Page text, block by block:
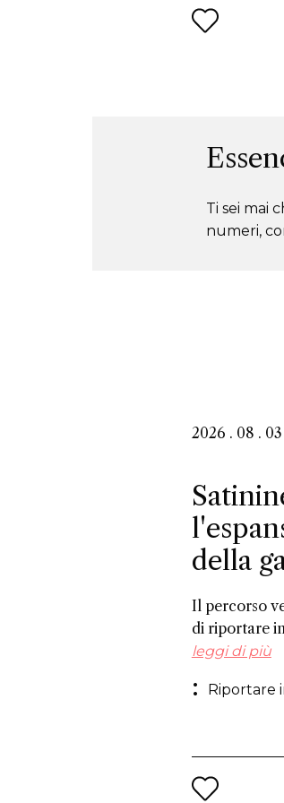
Ti sei mai
numeri,
2026 . 08 . 03
della
Il percorso
di riportare
che
dirigente di
leggi di più
Riportare